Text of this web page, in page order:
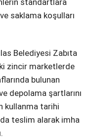
Facebook
Instagram
Youtube
standartlara
saklama koşulları
Belediyesi Zabıta
zincir marketlerde
bulunan
depolama şartlarını
kullanma tarihi
teslim alarak imha